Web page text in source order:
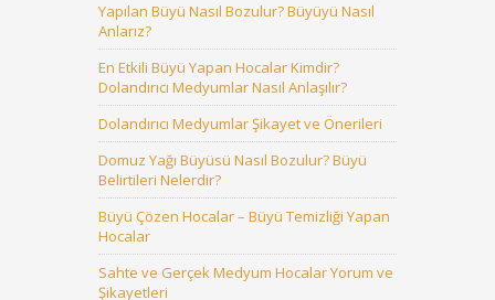
Yapılan Büyü Nasıl Bozulur? Büyüyü Nasıl
Anlarız?
En Etkili Büyü Yapan Hocalar Kimdir?
Dolandırıcı Medyumlar Nasıl Anlaşılır?
Dolandırıcı Medyumlar Şikayet ve Önerileri
Domuz Yağı Büyüsü Nasıl Bozulur? Büyü
Belirtileri Nelerdir?
Büyü Çözen Hocalar – Büyü Temizliği Yapan
Hocalar
Sahte ve Gerçek Medyum Hocalar Yorum ve
Şikayetleri